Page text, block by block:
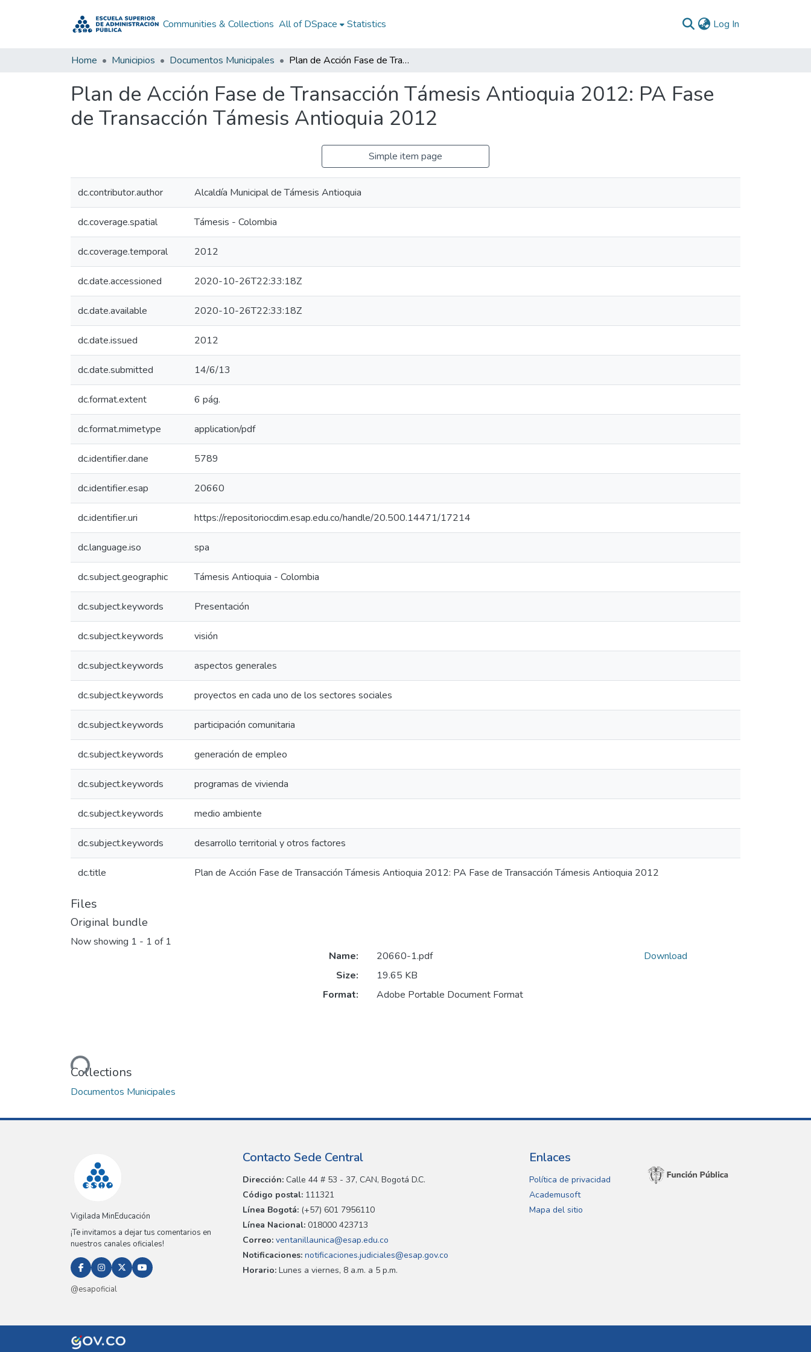
Communities & Collections All of DSpace Statistics Log In
Home Municipios Documentos Municipales Plan de Acción Fase de Transacción Támesis Antioquia 2012: PA Fase de Transacción Támesis Antioquia 2012
Plan de Acción Fase de Transacción Támesis Antioquia 2012: PA Fase
de Transacción Támesis Antioquia 2012
Simple item page
dc.contributor.author Alcaldía Municipal de Támesis Antioquia
dc.coverage.spatial Támesis - Colombia
dc.coverage.temporal 2012
dc.date.accessioned 2020-10-26T22:33:18Z
dc.date.available 2020-10-26T22:33:18Z
dc.date.issued 2012
dc.date.submitted 14/6/13
dc.format.extent 6 pág.
dc.format.mimetype application/pdf
dc.identifier.dane 5789
dc.identifier.esap 20660
dc.identifier.uri https://repositoriocdim.esap.edu.co/handle/20.500.14471/17214
dc.language.iso spa
dc.subject.geographic Támesis Antioquia - Colombia
dc.subject.keywords Presentación
dc.subject.keywords visión
dc.subject.keywords aspectos generales
dc.subject.keywords proyectos en cada uno de los sectores sociales
dc.subject.keywords participación comunitaria
dc.subject.keywords generación de empleo
dc.subject.keywords programas de vivienda
dc.subject.keywords medio ambiente
dc.subject.keywords desarrollo territorial y otros factores
dc.title Plan de Acción Fase de Transacción Támesis Antioquia 2012: PA Fase de Transacción Támesis Antioquia 2012
Files
Original bundle
Now showing 1 - 1 of 1
Loading...
Name:
20660-1.pdf
Size:
19.65 KB
Format:
Adobe Portable Document Format
Download
Collections
Documentos Municipales
Vigilada MinEducación
¡Te invitamos a dejar tus comentarios en
nuestros canales oficiales!
@esapoficial
Contacto Sede Central
Dirección: Calle 44 # 53 - 37, CAN, Bogotá D.C.
Código postal: 111321
Línea Bogotá: (+57) 601 7956110
Línea Nacional: 018000 423713
Correo: ventanillaunica@esap.edu.co
Notificaciones: notificaciones.judiciales@esap.gov.co
Horario: Lunes a viernes, 8 a.m. a 5 p.m.
Enlaces
Política de privacidad
Academusoft
Mapa del sitio